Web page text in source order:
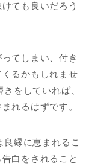
ても良いだろう
てしまい、付き
るかもしれませ
をしていれば、
れるはずです。
縁に恵まれるこ
白をされること